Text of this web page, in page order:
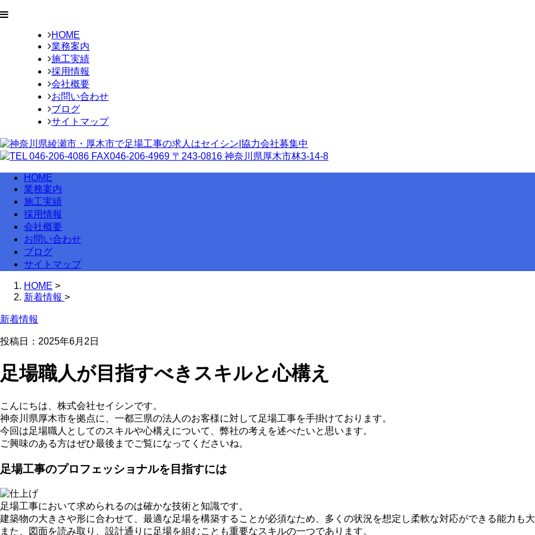
HOME
業務案内
施工実績
採用情報
会社概要
お問い合わせ
ブログ
サイトマップ
HOME
業務案内
施工実績
採用情報
会社概要
お問い合わせ
ブログ
サイトマップ
HOME >
新着情報 >
新着情報
投稿日： 2025年6月2日
足場職人が目指すべきスキルと心構え
こんにちは、株式会社セイシンです。
神奈川県厚木市を拠点に、一都三県の法人のお客様に対して足場工事を手掛けております。
今回は足場職人としてのスキルや心構えについて、弊社の考えを述べたいと思います。
ご興味のある方はぜひ最後までご覧になってくださいね。
足場工事のプロフェッショナルを目指すには
足場工事において求められるのは確かな技術と知識です。
建築物の大きさや形に合わせて、最適な足場を構築することが必須なため、多くの状況を想定し柔軟な対応ができる能力も
また、図面を読み取り、設計通りに足場を組むことも重要なスキルの一つであります。